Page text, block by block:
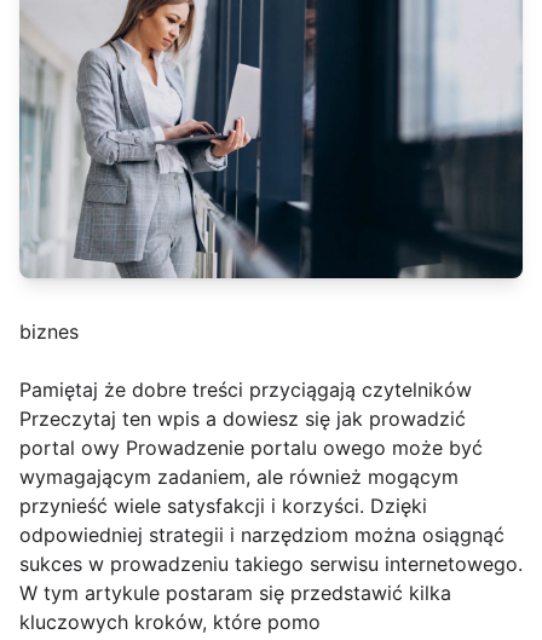
biznes
Pamiętaj że dobre treści przyciągają czytelników
Przeczytaj ten wpis a dowiesz się jak prowadzić
portal owy Prowadzenie portalu owego może być
wymagającym zadaniem, ale również mogącym
przynieść wiele satysfakcji i korzyści. Dzięki
odpowiedniej strategii i narzędziom można osiągnąć
sukces w prowadzeniu takiego serwisu internetowego.
W tym artykule postaram się przedstawić kilka
kluczowych kroków, które pomo